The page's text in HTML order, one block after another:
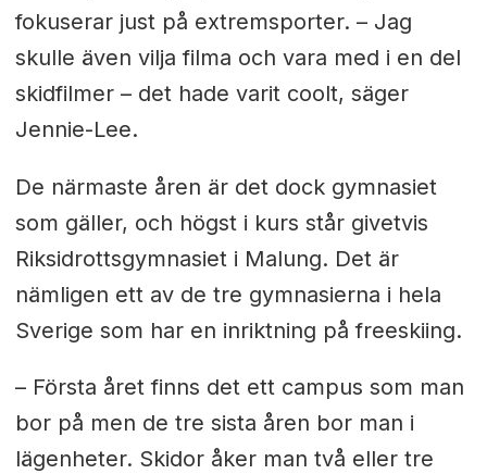
fokuserar just på extremsporter. – Jag
skulle även vilja filma och vara med i en del
skidfilmer – det hade varit coolt, säger
Jennie-Lee.
De närmaste åren är det dock gymnasiet
som gäller, och högst i kurs står givetvis
Riksidrottsgymnasiet i Malung. Det är
nämligen ett av de tre gymnasierna i hela
Sverige som har en inriktning på freeskiing.
– Första året finns det ett campus som man
bor på men de tre sista åren bor man i
lägenheter. Skidor åker man två eller tre